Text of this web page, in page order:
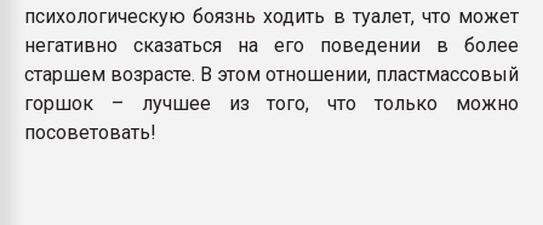
психологическую боязнь ходить в туалет, что может
негативно сказаться на его поведении в более
старшем возрасте. В этом отношении, пластмассовый
горшок – лучшее из того, что только можно
посоветовать!